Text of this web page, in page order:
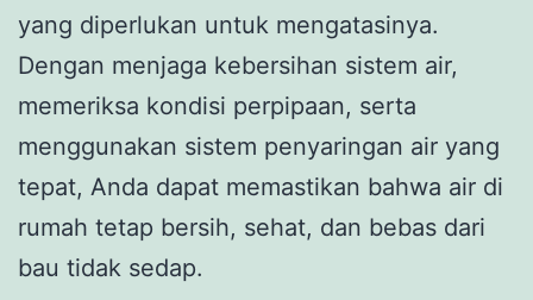
yang diperlukan untuk mengatasinya.
Dengan menjaga kebersihan sistem air,
memeriksa kondisi perpipaan, serta
menggunakan sistem penyaringan air yang
tepat, Anda dapat memastikan bahwa air di
rumah tetap bersih, sehat, dan bebas dari
bau tidak sedap.